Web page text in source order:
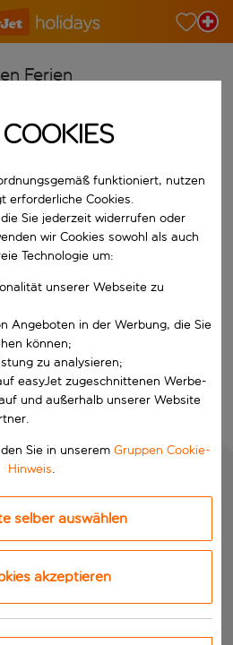
Ferien
die automatische
aus.
Suchen
COOKIES
funktioniert, nutzen
erforderliche Cookies.
Sie jederzeit widerrufen oder
wir Cookies sowohl als auch
Technologie um:
unserer Webseite zu
Angeboten in der Werbung, die Sie
können;
zu analysieren;
easyJet zugeschnittenen Werbe-
und außerhalb unserer Website
Sie in unserem Gruppen Cookie-
Hinweis.
selber auswählen
akzeptieren